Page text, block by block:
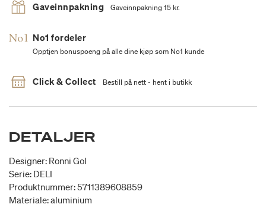
Gaveinnpakning Gaveinnpakning 15 kr.
No1 fordeler
Opptjen bonuspoeng på alle dine kjøp som No1 kunde
Click & Collect Bestill på nett - hent i butikk
DETALJER
Designer: Ronni Gol
Serie: DELI
Produktnummer: 5711389608859
Materiale: aluminium